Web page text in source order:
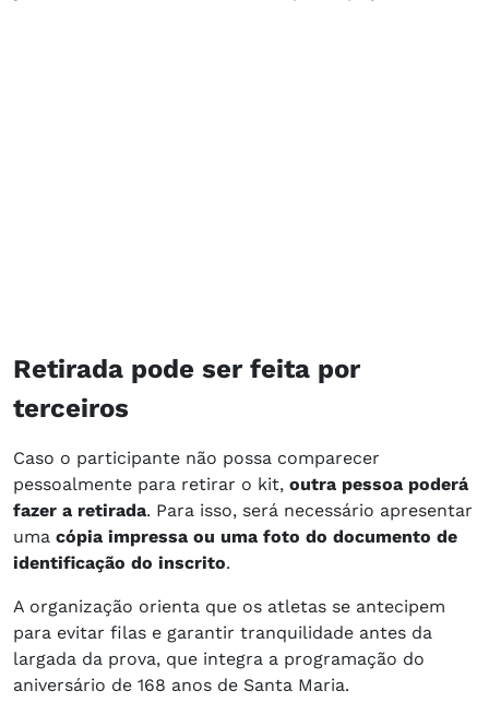
Retirada pode ser feita por
terceiros
Caso o participante não possa comparecer
pessoalmente para retirar o kit, outra pessoa poderá
fazer a retirada. Para isso, será necessário apresentar
uma cópia impressa ou uma foto do documento de
identificação do inscrito.
A organização orienta que os atletas se antecipem
para evitar filas e garantir tranquilidade antes da
largada da prova, que integra a programação do
aniversário de 168 anos de Santa Maria.